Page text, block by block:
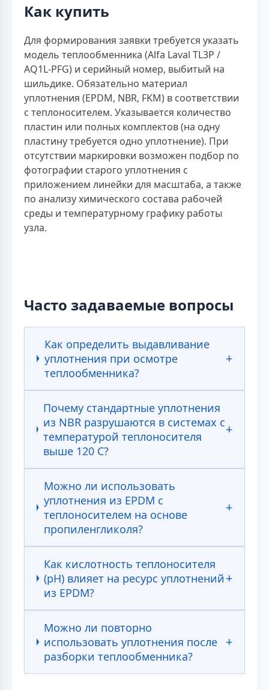
Как купить
Для формирования заявки требуется указать
модель теплообменника (Alfa Laval TL3P /
AQ1L-PFG) и серийный номер, выбитый на
шильдике. Обязательно материал
уплотнения (EPDM, NBR, FKM) в соответствии
с теплоносителем. Указывается количество
пластин или полных комплектов (на одну
пластину требуется одно уплотнение). При
отсутствии маркировки возможен подбор по
фотографии старого уплотнения с
приложением линейки для масштаба, а также
по анализу химического состава рабочей
среды и температурному графику работы
узла.
Часто задаваемые вопросы
Как определить выдавливание
уплотнения при осмотре
теплообменника?
Почему стандартные уплотнения
из NBR разрушаются в системах с
температурой теплоносителя
выше 120 С?
Можно ли использовать
уплотнения из EPDM с
теплоносителем на основе
пропиленгликоля?
Как кислотность теплоносителя
(pH) влияет на ресурс уплотнений
из EPDM?
Можно ли повторно
использовать уплотнения после
разборки теплообменника?